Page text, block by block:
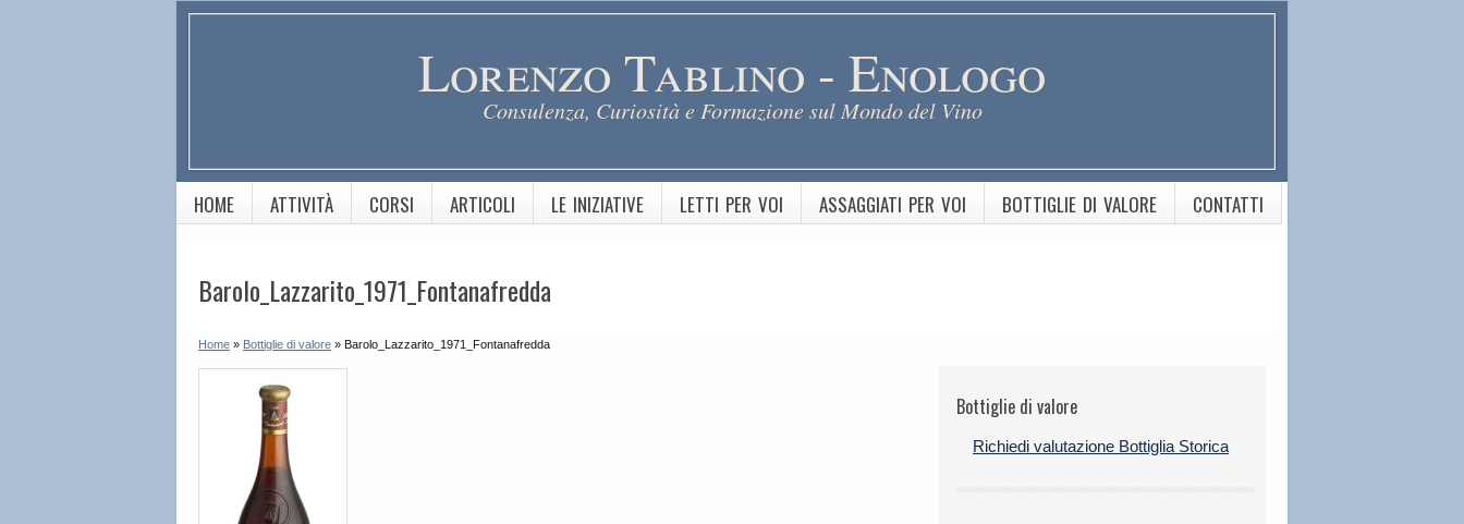
Lorenzo Tablino - Enologo
Consulenza, Curiosità e Formazione sul Mondo del Vino
HOME ATTIVITÀ CORSI ARTICOLI LE INIZIATIVE LETTI PER VOI ASSAGGIATI PER VOI BOTTIGLIE DI VALORE CONTATTI
Barolo_Lazzarito_1971_Fontanafredda
Home » Bottiglie di valore » Barolo_Lazzarito_1971_Fontanafredda
Bottiglie di valore
Richiedi valutazione Bottiglia Storica